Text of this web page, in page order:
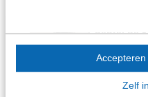
Zelf
Chantal de